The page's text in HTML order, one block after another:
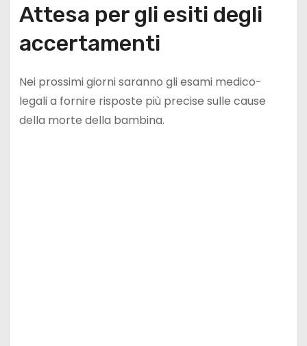
Attesa per gli esiti degli
accertamenti
Nei prossimi giorni saranno gli esami medico-
legali a fornire risposte più precise sulle cause
della morte della bambina.